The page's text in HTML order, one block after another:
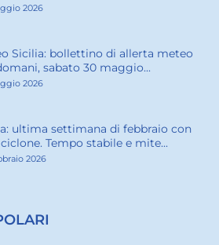
2026
Sicilia: bollettino di allerta meteo
sabato 30 maggio...
2026
ultima settimana di febbraio con
Tempo stabile e mite...
2026